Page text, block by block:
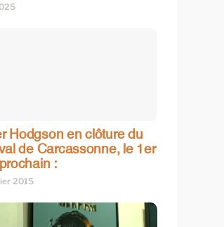
Hodgson en clôture du
de Carcassonne, le 1er
:
2015